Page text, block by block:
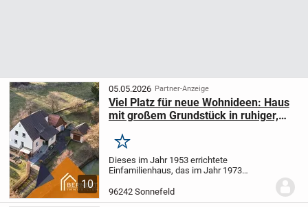
10
05.05.2026 Partner-Anzeige
Viel Platz für neue Wohnideen: Haus
mit großem Grundstück in ruhiger,
Merken
Dieses im Jahr 1953 errichtete
Einfamilienhaus, das im Jahr 1973
Grundlage für Käufer, die eine Immobilie
mit großzügigem Grundstück, vielseitigen
96242 Sonnefeld